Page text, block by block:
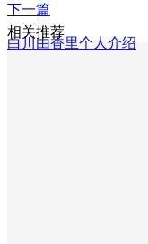
下一篇
白川由香里个人介绍
相关推荐